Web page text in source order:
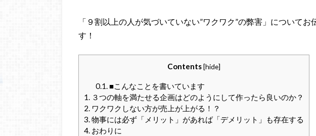
「９割以上の人が気づいていない”ワクワク”の弊害」についてお
す！
Contents[hide]
0.1.■こんなことを書いています
1. ３つの軸を満たせる企画はどのようにして作ったら良いのか？
2. ワクワクしない方が売上が上がる！？
3.物事には必ず「メリット」があれば「デメリット」も存在する
4. おわりに